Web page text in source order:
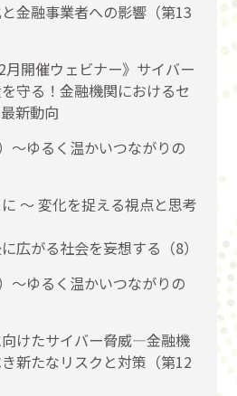
金融事業者への影響（第13
開催ウェビナー》サイバー
守る！金融機関におけるセ
新動向
～ゆるく温かいつながりの
に 〜 変化を捉える視点と思考
広がる社会を妄想する（8）
～ゆるく温かいつながりの
けたサイバー脅威―金融機
新たなリスクと対策（第12